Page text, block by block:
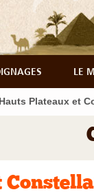
LE
Hauts Plateaux et